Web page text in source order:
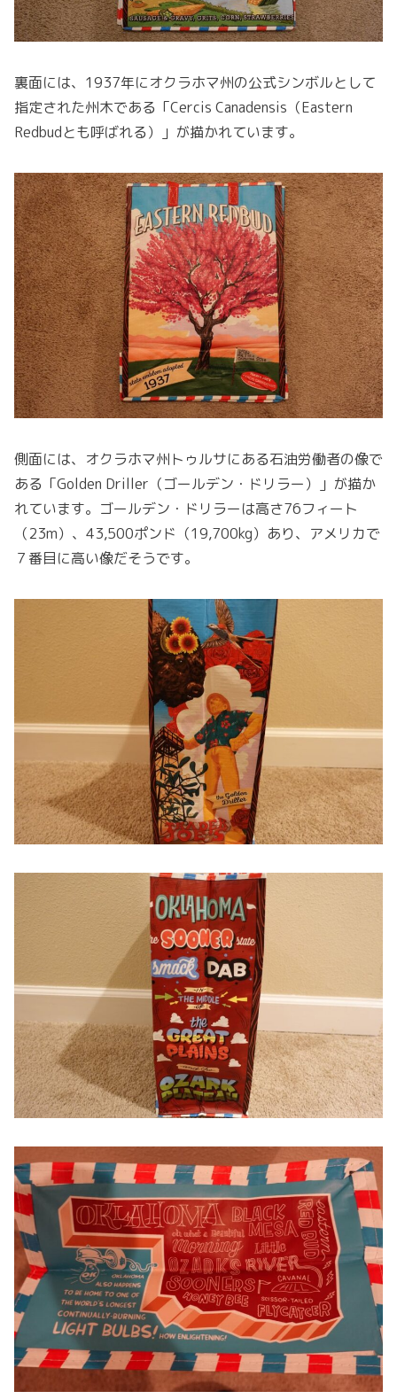
裏面には、1937年にオクラホマ州の公式シンボルとして
指定された州木である「Cercis Canadensis（Eastern
Redbudとも呼ばれる）」が描かれています。
側面には、オクラホマ州トゥルサにある石油労働者の像で
ある「Golden Driller（ゴールデン・ドリラー）」が描か
れています。ゴールデン・ドリラーは高さ76フィート
（23m）、43,500ポンド（19,700kg）あり、アメリカで
７番目に高い像だそうです。